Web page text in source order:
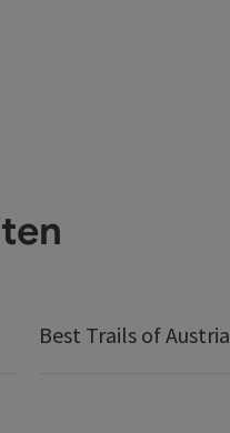
Best Trails of Austria